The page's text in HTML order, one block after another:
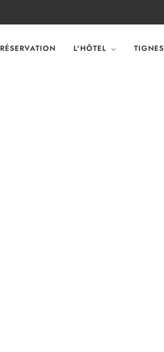
RÉSERVATION L'HÔTEL TIGNES